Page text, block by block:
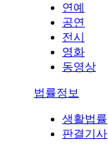
연예
공연
전시
영화
동영상
법률정보
생활법률
판결기사